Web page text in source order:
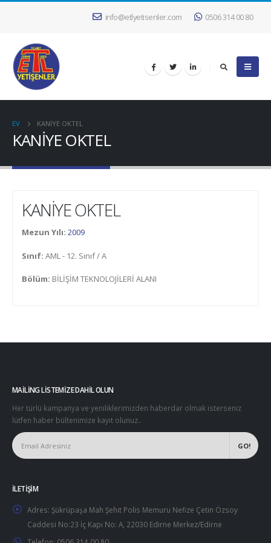
info@etlyetisenler.com 0506 314 00 80
EV KANİYE OKTEL
KANİYE OKTEL
KANİYE OKTEL
Mezun Yılı: 2009
Sınıf: AML - 12. Sınıf / A
Bölüm: BİLİŞİM TEKNOLOJİLERİ ALANI
MAILING LISTEMIZE DAHIL OLUN
Her türlü kampanya ve yeniliklerimizden haberdar olmak isterseniz
lütfen haber bültenimize kayıt olunuz..
İLETIŞIM
Adres: Şükrüpaşa Mah Şehit Polis Memuru Nefize Çetin Özsoy
Caddesi No:23 İç Kapı No: A, 22030 Edirne Merkez/Edirne